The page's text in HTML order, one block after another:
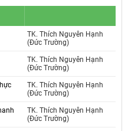
TK. Thích Nguyên Hạnh
(Đức Trường)
TK. Thích Nguyên Hạnh
(Đức Trường)
TK. Thích Nguyên Hạnh
(Đức Trường)
TK. Thích Nguyên Hạnh
(Đức Trường)